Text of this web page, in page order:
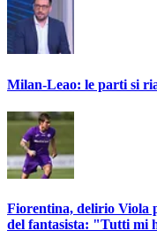
Milan-Leao: le parti si
Fiorentina, delirio Viola
del fantasista: "Tutti mi